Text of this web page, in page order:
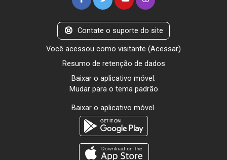
Contate o suporte do site
Você acessou como visitante (Acessar)
Resumo de retenção de dados
Baixar o aplicativo móvel.
Mudar para o tema padrão
Baixar o aplicativo móvel.